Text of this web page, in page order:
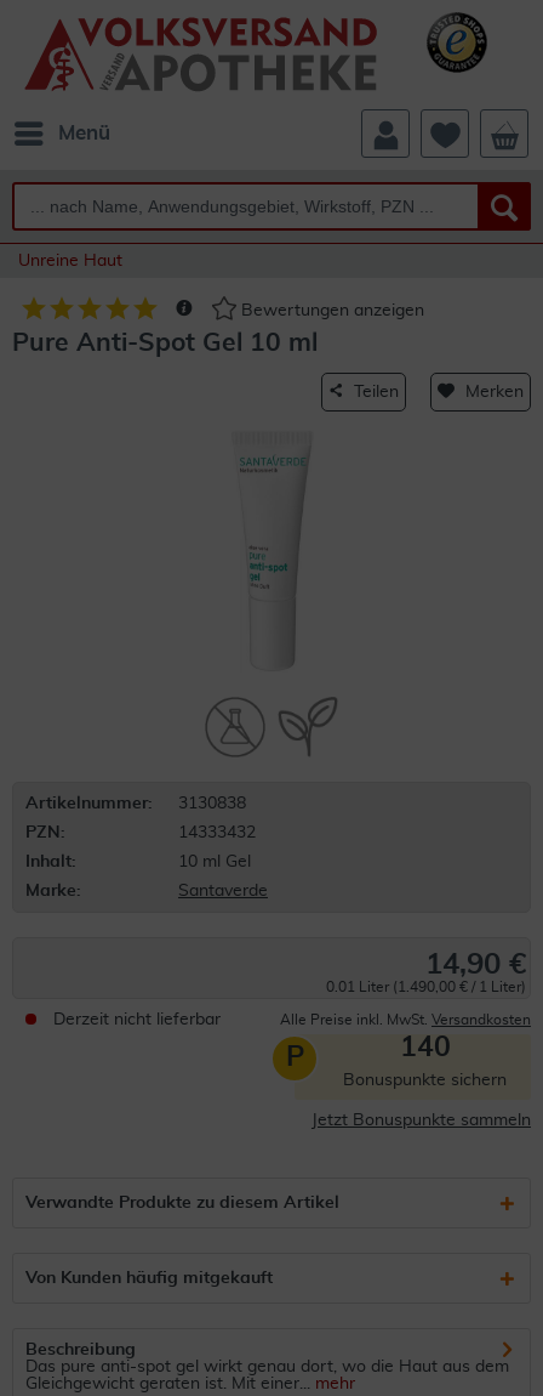
Menü
Unreine Haut
Bewertungen anzeigen
Pure Anti-Spot Gel 10 ml
Teilen Merken
Artikelnummer:
3130838
PZN:
14333432
Inhalt:
10 ml Gel
Marke:
Santaverde
14,90 €
0.01 Liter (1.490,00 € / 1 Liter)
Derzeit nicht lieferbar Alle Preise inkl. MwSt. Versandkosten
P 140
Bonuspunkte sichern
Jetzt Bonuspunkte sammeln
Verwandte Produkte zu diesem Artikel
Von Kunden häufig mitgekauft
Beschreibung
Das pure anti-spot gel wirkt genau dort, wo die Haut aus dem
Gleichgewicht geraten ist. Mit einer... mehr